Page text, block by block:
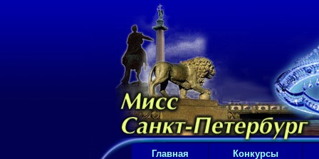
Главная Конкурсы